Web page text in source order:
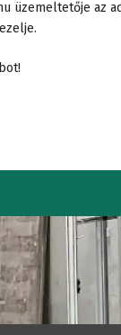
üzemeltetője az